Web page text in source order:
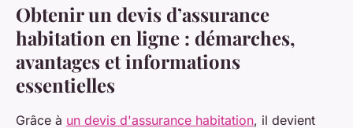
Obtenir un devis d’assurance
habitation en ligne : démarches,
avantages et informations
essentielles
Grâce à un devis d'assurance habitation, il devient